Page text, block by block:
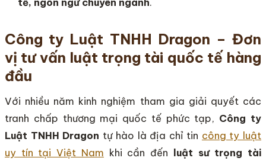
tế, ngôn ngữ chuyên ngành.
Công ty Luật TNHH Dragon – Đơn
vị tư vấn luật trọng tài quốc tế hàng
đầu
Với nhiều năm kinh nghiệm tham gia giải quyết các
tranh chấp thương mại quốc tế phức tạp, Công ty
Luật TNHH Dragon tự hào là địa chỉ tin công ty luật
uy tín tại Việt Nam khi cần đến
luật sư trọng tài